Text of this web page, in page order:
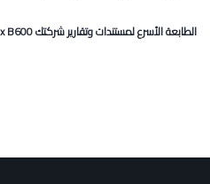
Xerox B600 الطابعة الأسرع لمستندات وتقارير شركتك